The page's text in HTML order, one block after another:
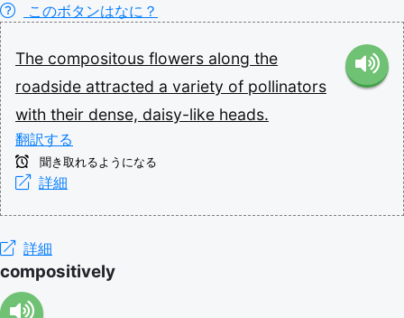
このボタンはなに？
The compositous flowers along the
roadside attracted a variety of pollinators
with their dense, daisy-like heads.
翻訳する
聞き取れるようになる
詳細
詳細
compositively